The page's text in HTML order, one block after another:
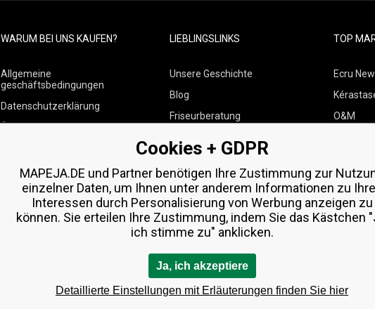
WARUM BEI UNS KAUFEN?
Allgemeine
geschäftsbedingungen
Datenschutzerklärung
Übersicht über Zahlungen und
LIEBLINGSLINKS
Unsere Geschichte
Blog
Friseurberatung
Kostenlose Produktproben
TOP
Ecru
O&M
Zenz
Cookies + GDPR
MAPEJA.DE und Partner benötigen Ihre Zustimmung zur
einzelner Daten, um Ihnen unter anderem Informationen zu
Interessen durch Personalisierung von Werbung anzeigen zu
können. Sie erteilen Ihre Zustimmung, indem Sie das Kästchen
ich stimme zu" anklicken.
Ja, ich akzeptiere
Detaillierte Einstellungen mit Erläuterungen finden Sie hier